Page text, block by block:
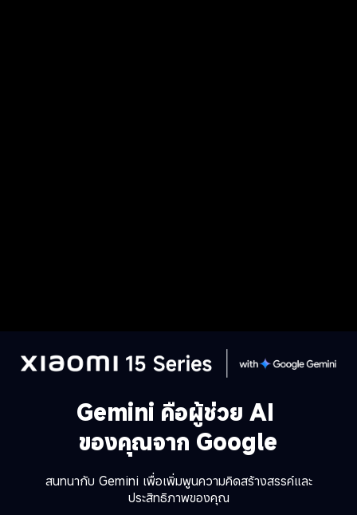
Gemini คือผู้ช่วย AI
ของคุณจาก Google
สนทนากับ Gemini เพื่อเพิ่มพูนความคิดสร้างสรรค์และ
ประสิทธิภาพของคุณ